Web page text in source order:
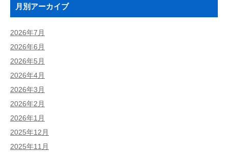
月別アーカイブ
2026年7月
2026年6月
2026年5月
2026年4月
2026年3月
2026年2月
2026年1月
2025年12月
2025年11月